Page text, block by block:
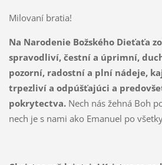
Milovaní bratia!
Na Narodenie Božského Dieťaťa
spravodliví, čestní a úprimní,
pozorní, radostní a plní nádeje,
trpezliví a odpúšťajúci a
pokrytectva.Nech nás žehná Boh
nech je s nami ako Emanuel po